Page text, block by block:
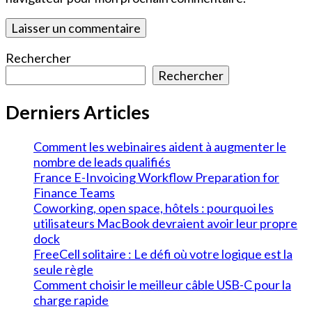
Rechercher
Rechercher
Derniers Articles
Comment les webinaires aident à augmenter le
nombre de leads qualifiés
France E-Invoicing Workflow Preparation for
Finance Teams
Coworking, open space, hôtels : pourquoi les
utilisateurs MacBook devraient avoir leur propre
dock
FreeCell solitaire : Le défi où votre logique est la
seule règle
Comment choisir le meilleur câble USB-C pour la
charge rapide